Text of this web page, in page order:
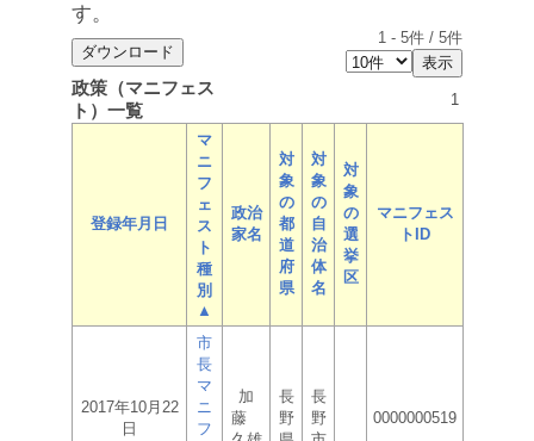
す。
1 - 5件 / 5件
政策（マニフェス
ト）一覧
1
登録年月日
マ
ニ
フ
ェ
ス
ト
種
別
▲
政治
家名
対
象
の
都
道
府
県
対
象
の
自
治
体
名
対
象
の
選
挙
区
マニフェス
トID
2017年10月22
日
市
長
マ
ニ
フ
加
藤
長
野
長
野
0000000519